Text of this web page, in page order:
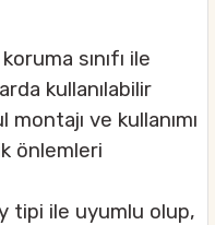
sınıfı ile
kullanılabilir
montajı ve kullanımı
önlemleri
tipi ile uyumlu olup,